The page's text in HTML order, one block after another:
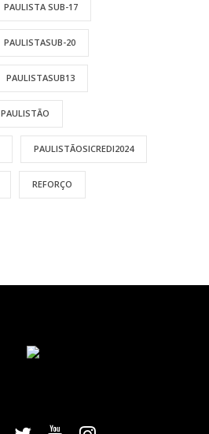
PAULISTA SUB-17
PAULISTASUB-20
PAULISTASUB13
PAULISTÃO
PAULISTÃOSICREDI2024
REFORÇO